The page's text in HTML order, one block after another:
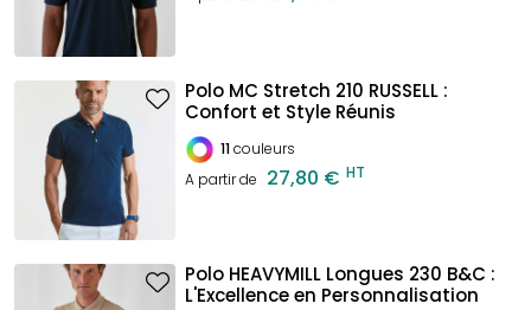
Polo MC Stretch 210 RUSSELL :
Confort et Style Réunis
11couleurs
A partir de 27,80 € HT
Polo HEAVYMILL Longues 230 B&C :
L'Excellence en Personnalisation